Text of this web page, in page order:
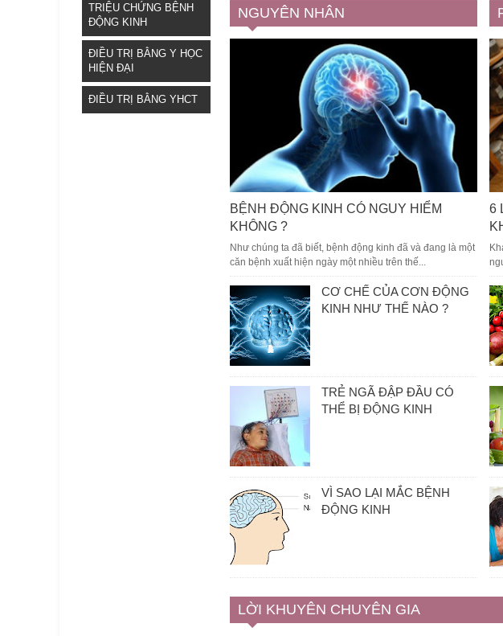
TRIỆU CHỨNG BỆNH
ĐỘNG KINH
ĐIỀU TRỊ BẰNG Y HỌC
HIỆN ĐẠI
ĐIỀU TRỊ BẰNG YHCT
NGUYÊN NHÂN
BỆNH ĐỘNG KINH CÓ NGUY HIỂM
KHÔNG ?
Như chúng ta đã biết, bệnh động kinh đã và đang là một
căn bệnh xuất hiện ngày một nhiều trên thế...
CƠ CHẾ CỦA CƠN ĐỘNG
KINH NHƯ THẾ NÀO ?
TRẺ NGÃ ĐẬP ĐẦU CÓ
THỂ BỊ ĐỘNG KINH
VÌ SAO LẠI MẮC BỆNH
ĐỘNG KINH
6
LỜI KHUYÊN CHUYÊN GIA